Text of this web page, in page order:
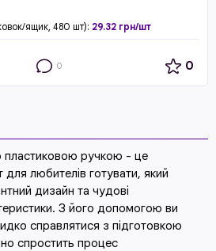
ящик, 480 шт): 29.32 грн/шт
0 0
пластиковою ручкою - це
для любителів готувати, який
дизайн та чудові
З його допомогою ви
справлятися з підготовкою
спростить процес